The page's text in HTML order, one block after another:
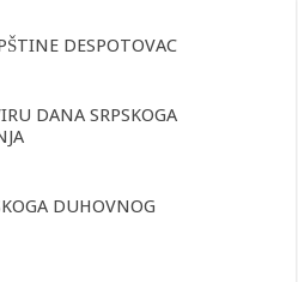
DESPOTOVAC
DANA SRPSKOGA
DUHOVNOG